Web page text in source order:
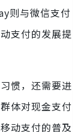
则与微信支付
支付的发展提
惯，还需要进
体对现金支付
动支付的普及